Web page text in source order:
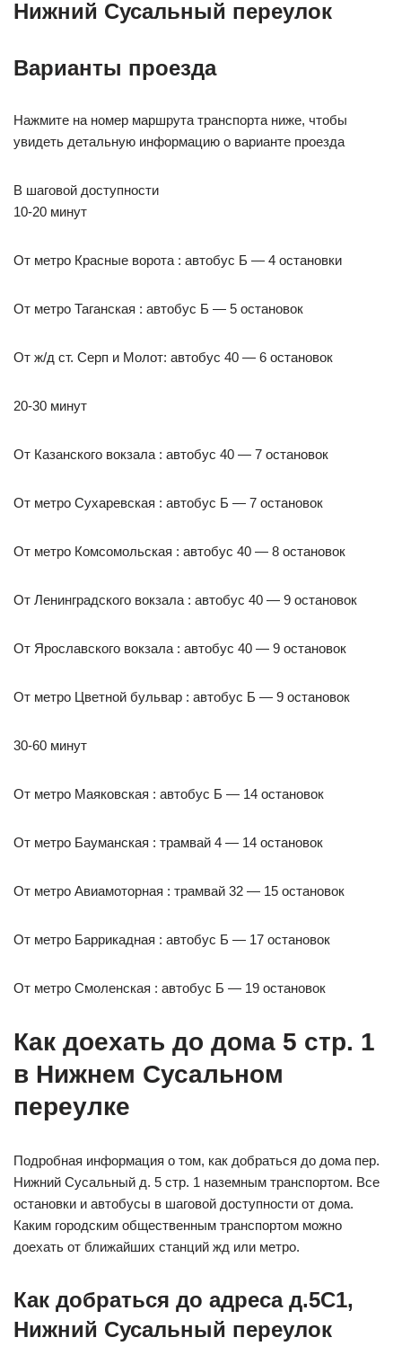
Нижний Сусальный переулок
Варианты проезда
Нажмите на номер маршрута транспорта ниже, чтобы
увидеть детальную информацию о варианте проезда
В шаговой доступности
10-20 минут
От метро Красные ворота : автобус Б — 4 остановки
От метро Таганская : автобус Б — 5 остановок
От ж/д ст. Серп и Молот: автобус 40 — 6 остановок
20-30 минут
От Казанского вокзала : автобус 40 — 7 остановок
От метро Сухаревская : автобус Б — 7 остановок
От метро Комсомольская : автобус 40 — 8 остановок
От Ленинградского вокзала : автобус 40 — 9 остановок
От Ярославского вокзала : автобус 40 — 9 остановок
От метро Цветной бульвар : автобус Б — 9 остановок
30-60 минут
От метро Маяковская : автобус Б — 14 остановок
От метро Бауманская : трамвай 4 — 14 остановок
От метро Авиамоторная : трамвай 32 — 15 остановок
От метро Баррикадная : автобус Б — 17 остановок
От метро Смоленская : автобус Б — 19 остановок
Как доехать до дома 5 стр. 1
в Нижнем Сусальном
переулке
Подробная информация о том, как добраться до дома пер.
Нижний Сусальный д. 5 стр. 1 наземным транспортом. Все
остановки и автобусы в шаговой доступности от дома.
Каким городским общественным транспортом можно
доехать от ближайших станций жд или метро.
Как добраться до адреса д.5С1,
Нижний Сусальный переулок